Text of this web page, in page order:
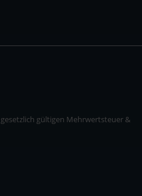
gültigen Mehrwertsteuer &